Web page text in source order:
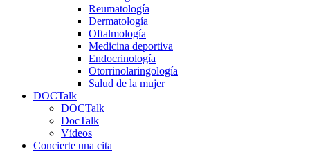
Reumatología
Dermatología
Oftalmología
Medicina deportiva
Endocrinología
Otorrinolaringología
Salud de la mujer
DOCTalk
DOCTalk
DocTalk
Vídeos
Concierte una cita